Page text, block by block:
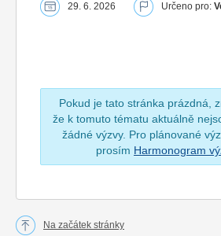
29. 6. 2026 Určeno pro:
Pokud je tato stránka prázdná,
že k tomuto tématu aktuálně
žádné výzvy. Pro plánované
prosím Harmonogram
Na začátek stránky